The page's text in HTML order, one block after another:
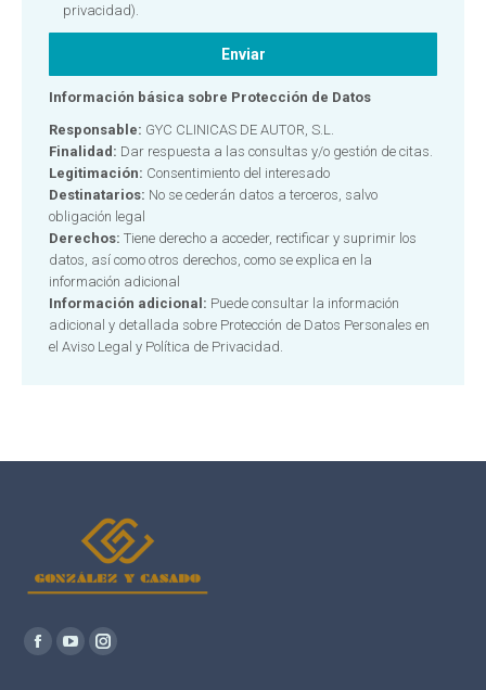
privacidad).
Información básica sobre Protección de Datos
Responsable: GYC CLINICAS DE AUTOR, S.L.
Finalidad: Dar respuesta a las consultas y/o gestión de citas.
Legitimación: Consentimiento del interesado
Destinatarios: No se cederán datos a terceros, salvo
obligación legal
Derechos: Tiene derecho a acceder, rectificar y suprimir los
datos, así como otros derechos, como se explica en la
información adicional
Información adicional: Puede consultar la información
adicional y detallada sobre Protección de Datos Personales en
el Aviso Legal y Política de Privacidad.
Encuéntranos en:
FacebookYouTubeInstagram